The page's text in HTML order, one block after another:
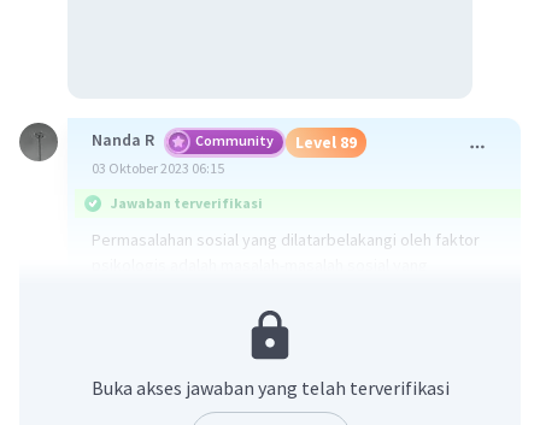
Nanda R Community Level 89
03 Oktober 2023 06:15
Jawaban terverifikasi
Permasalahan sosial yang dilatarbelakangi oleh faktor
depresi, stres dan sebagainya. Contoh: Meningkatnya
kriminalitas di masa pandemi covid-19 karena tekanan
dalam psikis seseorang yang dituntut untuk terus
mampu memenuhi kebutuhan hidup.
Buka akses jawaban yang telah terverifikasi